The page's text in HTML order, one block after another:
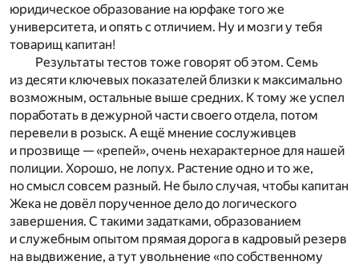
юридическое образование на юрфаке того же
университета, и опять с отличием. Ну и мозги у тебя
товарищ капитан!
Результаты тестов тоже говорят об этом. Семь
из десяти ключевых показателей близки к максимально
возможным, остальные выше средних. К тому же успел
поработать в дежурной части своего отдела, потом
перевели в розыск. А ещё мнение сослуживцев
и прозвище — «репей», очень нехарактерное для нашей
полиции. Хорошо, не лопух. Растение одно и то же,
но смысл совсем разный. Не было случая, чтобы капитан
Жека не довёл порученное дело до логического
завершения. С такими задатками, образованием
и служебным опытом прямая дорога в кадровый резерв
на выдвижение, а тут увольнение «по собственному